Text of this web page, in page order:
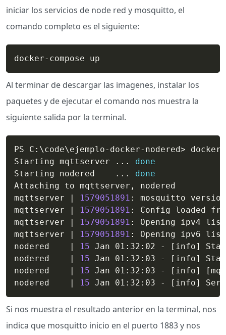
iniciar los servicios de node red y mosquitto, el
comando completo es el siguiente:
docker-compose up
Al terminar de descargar las imagenes, instalar los
paquetes y de ejecutar el comando nos muestra la
siguiente salida por la terminal.
PS C: \code\ejemplo-docker-nodered> docker-
Starting mqttserver
.. . done
Starting nodered
.. . done
Attaching to mqttserver, nodered
mqttserver
| 1579051891 : mosquitto
mqttserver
| 1579051891 : Config loaded
mqttserver
| 1579051891 : Opening ipv4
mqttserver
| 1579051891 : Opening ipv6
nodered
| 15 Jan 01:32:02 - [ info]
nodered
| 15 Jan 01:32:03 - [ info]
nodered
| 15 Jan 01:32:03 - [ info] [
nodered
| 15 Jan 01:32:03 - [ info]
Si nos muestra el resultado anterior en la terminal, nos
indica que mosquitto inicio en el puerto 1883 y nos